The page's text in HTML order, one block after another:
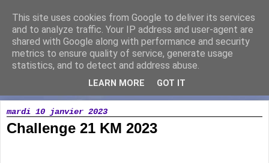
Running Loisir Vicomtais
Association de course à pied à la Chaize le Vicomte
mardi 10 janvier 2023
Challenge 21 KM 2023
This site uses cookies from Google to deliver its services
and to analyze traffic. Your IP address and user-agent are
shared with Google along with performance and security
metrics to ensure quality of service, generate usage
statistics, and to detect and address abuse.
LEARN MORE GOT IT